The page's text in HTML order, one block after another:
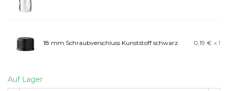
18 mm Schraubverschluss Kunststoff schwarz 0,19 € x 1
Auf Lager